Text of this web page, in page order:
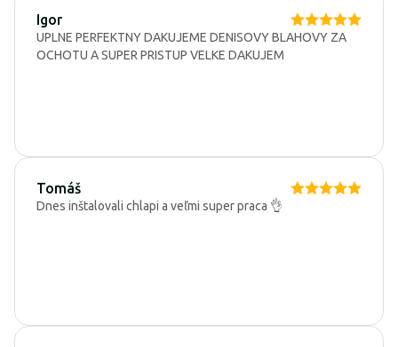
Igor
UPLNE PERFEKTNY DAKUJEME DENISOVY BLAHOVY ZA
OCHOTU A SUPER PRISTUP VELKE DAKUJEM
Tomáš
Dnes inštalovali chlapi a veľmi super praca 👌